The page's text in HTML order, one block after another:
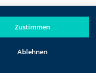
Zustimmen
Ablehnen